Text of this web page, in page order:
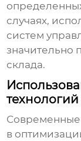
случаях,
систем
значительно
склада.
Современные
в